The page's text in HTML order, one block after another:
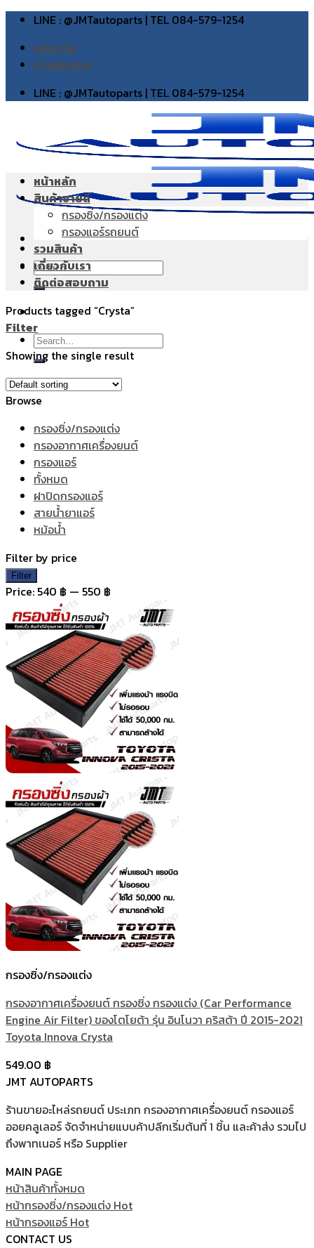
Skip
content
LINE : @JMTautoparts | TEL 084-579-1254
บทความ
ภาพส่งของ
LINE : @JMTautoparts | TEL 084-579-1254
Search
for:
Search
for:
หน้าหลัก
สินค้าขายดี
กรองซิ่ง/กรองแต่ง
กรองแอร์รถยนต์
รวมสินค้า
เกี่ยวกับเรา
ติดต่อสอบถาม
Products tagged “Crysta”
Filter
Showing the single result
Browse
กรองซิ่ง/กรองแต่ง
กรองอากาศเครื่องยนต์
กรองแอร์
ทั้งหมด
ฝาปิดกรองแอร์
สายน้ำยาแอร์
หม้อน้ำ
Filter by price
Min
price
Max
price
Filter
Price: 540 ฿ — 550 ฿
กรองซิ่ง/กรองแต่ง
กรองอากาศเครื่องยนต์ กรองซิ่ง กรองแต่ง (Car Performance
Engine Air Filter) ของโตโยต้า รุ่น อินโนวา คริสต้า ปี 2015-2021
Toyota Innova Crysta
549.00 ฿
JMT AUTOPARTS
ร้านขายอะไหล่รถยนต์ ประเภท กรองอากาศเครื่องยนต์ กรองแอร์
ออยคลูเลอร์ จัดจำหน่ายแบบค้าปลีกเริ่มต้นที่ 1 ชิ้น และค้าส่ง รวมไป
ถึงพาทเนอร์ หรือ Supplier
MAIN PAGE
หน้าสินค้าทั้งหมด
หน้ากรองซิ่ง/กรองแต่ง
หน้ากรองแอร์
CONTACT US